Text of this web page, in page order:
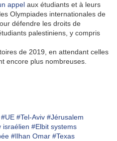
appel aux étudiants et à leurs
Olympiades internationales de
défendre les droits de
palestiniens, y compris
de 2019, en attendant celles
encore plus nombreuses.
#UE #Tel-Aviv #Jérusalem
israélien #Elbit systems
#Ilhan Omar #Texas